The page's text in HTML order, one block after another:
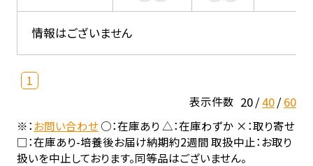
情報はございません
1
表示件数 20 40 60
※：お問い合わせ○：在庫あり △：在庫わずか ×：取り寄せ
□：在庫あり-培養後お届け納期約2週間 取扱中止：お取り
扱いを中止しております。同等品はございません。